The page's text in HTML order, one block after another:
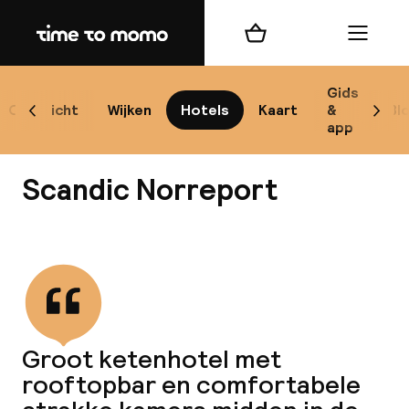
Home
Overzicht Wijken Hotels Kaart
Gids
&
app
Scroll naar links
Winkelmand Menu
Scandic Norreport
Groot ketenhotel met
rooftopbar en comfortabele